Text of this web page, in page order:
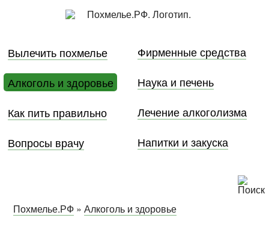
Вылечить похмелье
Фирменные средства
Алкоголь и здоровье
Наука и печень
Как пить правильно
Лечение алкоголизма
Вопросы врачу
Напитки и закуска
Похмелье.РФ » Алкоголь и здоровье